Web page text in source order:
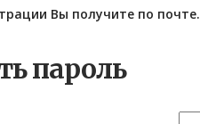
Вы получите по почте.
пароль